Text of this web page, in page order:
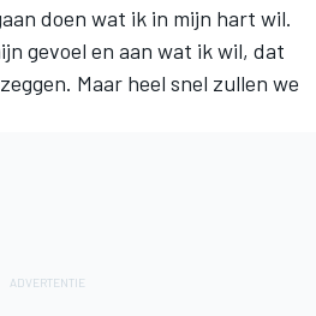
doen wat ik in mijn hart wil.
gevoel en aan wat ik wil, dat
Maar heel snel zullen we